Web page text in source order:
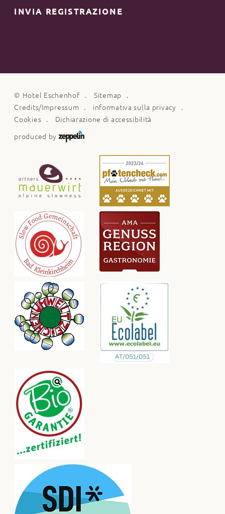
INVIA REGISTRAZIONE
© Hotel Eschenhof
Sitemap
Credits/Impressum
informativa sulla privacy
Cookies
Dichiarazione di accessibilità
produced by